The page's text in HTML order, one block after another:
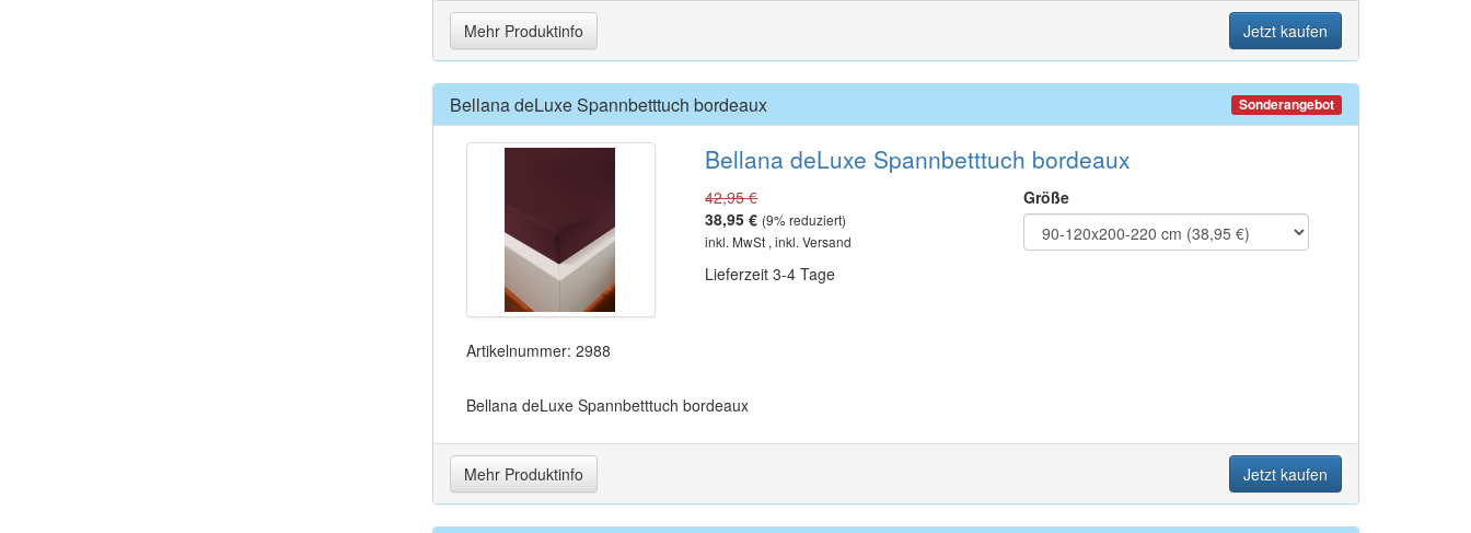
Mehr Produktinfo Jetzt kaufen
Bellana deLuxe Spannbetttuch bordeaux Sonderangebot
Artikelnummer: 2988
Bellana deLuxe Spannbetttuch bordeaux
42,95 €
38,95 € (9% reduziert)
inkl. MwSt , inkl. Versand
Lieferzeit 3-4 Tage
Größe
Bellana deLuxe Spannbetttuch bordeaux
Mehr Produktinfo Jetzt kaufen